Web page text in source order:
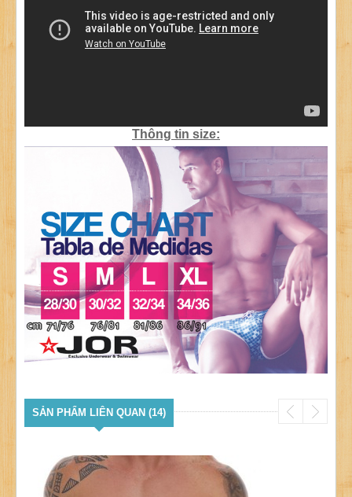
Thông tin size:
SẢN PHẨM LIÊN QUAN (14)